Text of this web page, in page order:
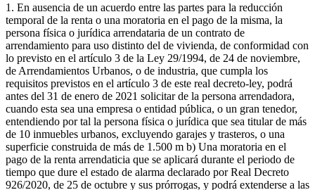
1. En ausencia de un acuerdo entre las partes para la reducción
temporal de la renta o una moratoria en el pago de la misma, la
persona física o jurídica arrendataria de un contrato de
arrendamiento para uso distinto del de vivienda, de conformidad con
lo previsto en el artículo 3 de la Ley 29/1994, de 24 de noviembre,
de Arrendamientos Urbanos, o de industria, que cumpla los
requisitos previstos en el artículo 3 de este real decreto-ley, podrá
antes del 31 de enero de 2021 solicitar de la persona arrendadora,
cuando esta sea una empresa o entidad pública, o un gran tenedor,
entendiendo por tal la persona física o jurídica que sea titular de más
de 10 inmuebles urbanos, excluyendo garajes y trasteros, o una
superficie construida de más de 1.500 m b) Una moratoria en el
pago de la renta arrendaticia que se aplicará durante el periodo de
tiempo que dure el estado de alarma declarado por Real Decreto
926/2020, de 25 de octubre y sus prórrogas, y podrá extenderse a las